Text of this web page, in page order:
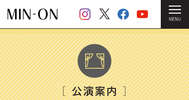
MENU
HOME ＞ 公演案内
［公演案内］